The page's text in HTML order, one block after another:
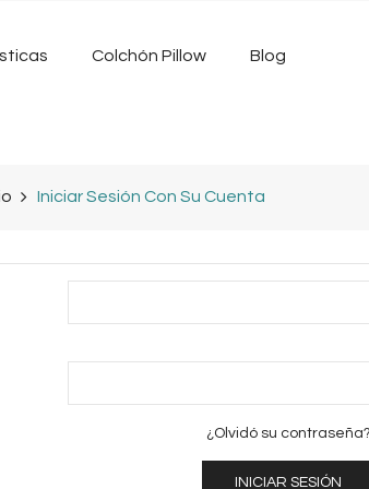
Colchón Pillow Blog
Iniciar Sesión Con Su Cuenta
¿Olvidó su contraseña?
INICIAR SESIÓN